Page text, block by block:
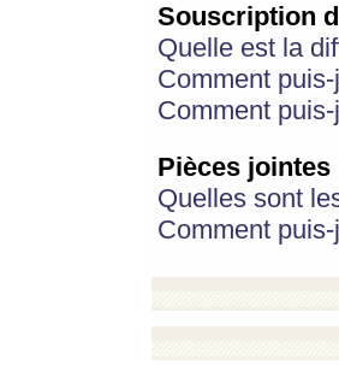
Souscription
Quelle est la
Comment
Comment
Pièces jointes
Quelles sont
Comment